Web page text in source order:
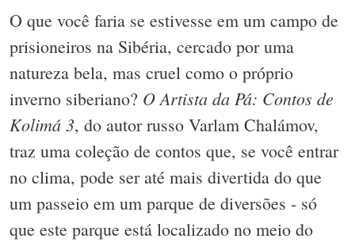
O que você faria se estivesse em um campo de
prisioneiros na Sibéria, cercado por uma
natureza bela, mas cruel como o próprio
inverno siberiano? O Artista da Pá: Contos de
Kolimá 3, do autor russo Varlam Chalámov,
traz uma coleção de contos que, se você entrar
no clima, pode ser até mais divertida do que
um passeio em um parque de diversões - só
que este parque está localizado no meio do